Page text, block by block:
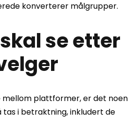
konverterer målgrupper.
se etter
mellom plattformer, er det noen
i betraktning, inkludert de